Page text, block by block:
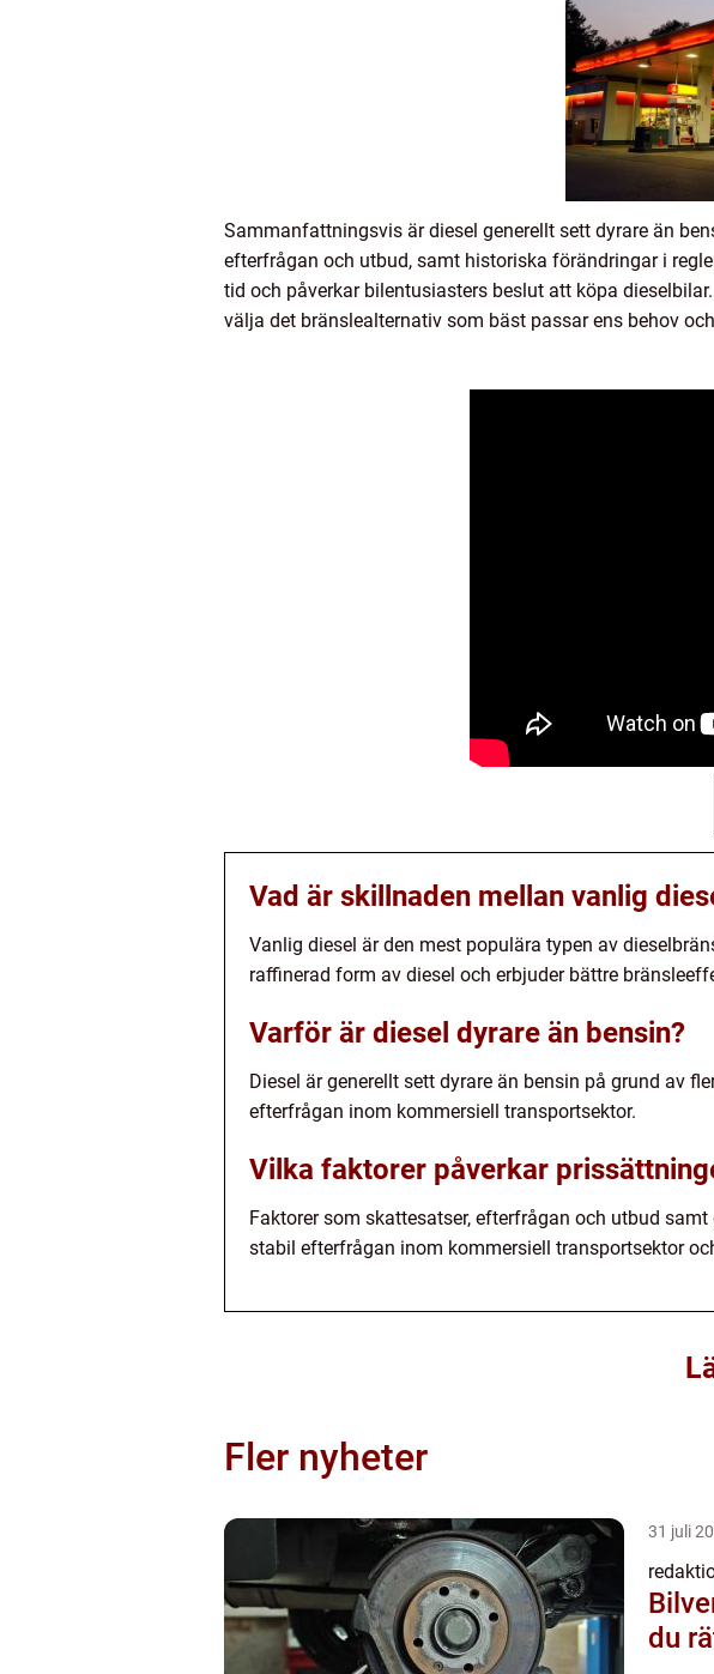
Sammanfattningsvis är diesel generellt sett dyrare än
efterfrågan och utbud, samt historiska förändringar i
tid och påverkar bilentusiasters beslut att köpa
välja det bränslealternativ som bäst passar ens behov
Vad är skillnaden mellan vanlig
Vanlig diesel är den mest populära typen av
raffinerad form av diesel och erbjuder bättre
Varför är diesel dyrare än bensin?
Diesel är generellt sett dyrare än bensin på grund av
efterfrågan inom kommersiell transportsektor.
Vilka faktorer påverkar
Faktorer som skattesatser, efterfrågan och utbud
stabil efterfrågan inom kommersiell transportsektor
Fler nyheter
31 juli
du